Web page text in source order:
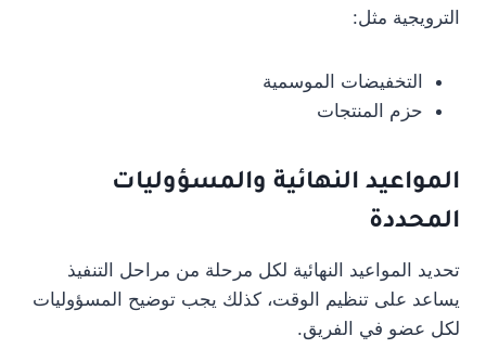
الترويجية مثل:
التخفيضات الموسمية
حزم المنتجات
المواعيد النهائية والمسؤوليات
المحددة
تحديد المواعيد النهائية لكل مرحلة من مراحل التنفيذ
يساعد على تنظيم الوقت، كذلك يجب توضيح المسؤوليات
لكل عضو في الفريق.